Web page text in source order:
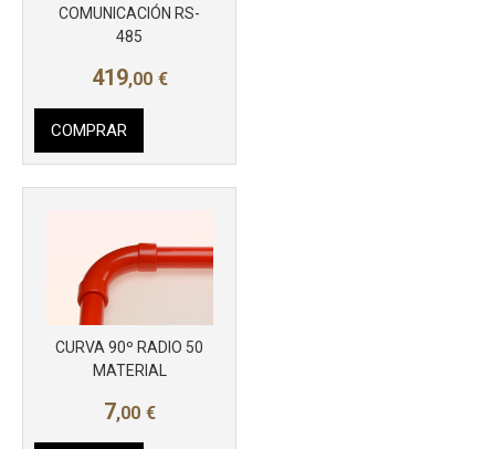
COMUNICACIÓN RS-
485
419,00 €
COMPRAR
CURVA 90º RADIO 50
MATERIAL
7,00 €
Más info